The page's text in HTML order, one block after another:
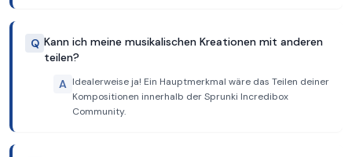
Q Kann ich meine musikalischen Kreationen mit anderen
teilen?
A Idealerweise ja! Ein Hauptmerkmal wäre das Teilen deiner
Kompositionen innerhalb der Sprunki Incredibox
Community.